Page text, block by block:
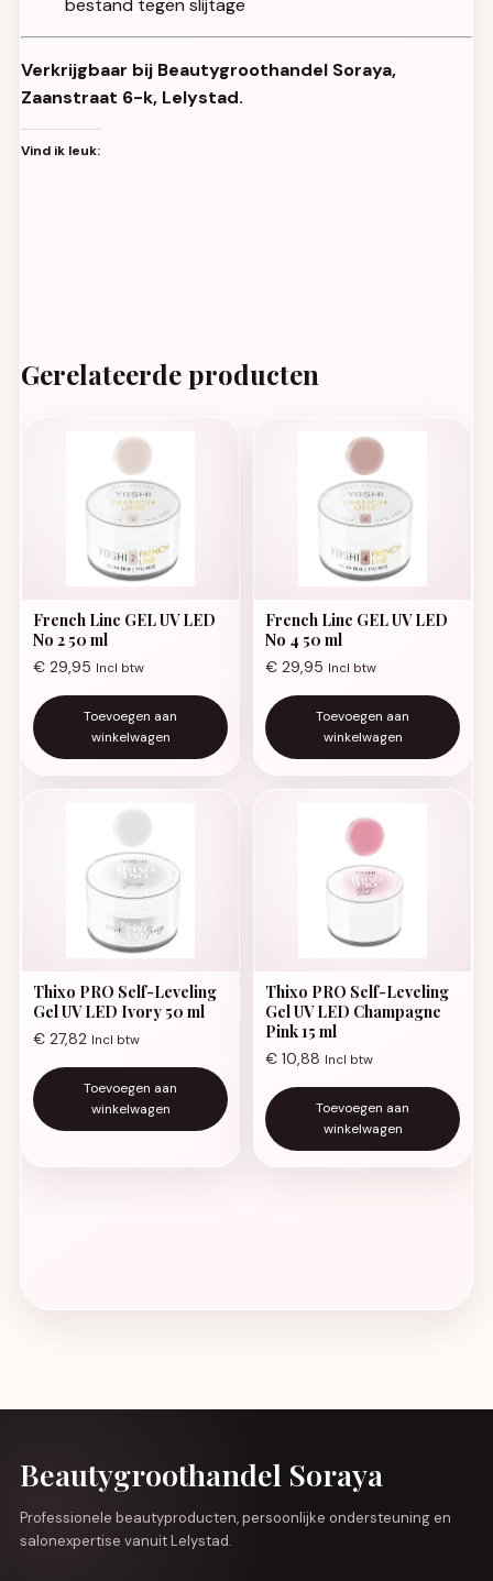
bestand tegen slijtage
Verkrijgbaar bij Beautygroothandel Soraya,
Zaanstraat 6-k, Lelystad.
Vind ik leuk:
Gerelateerde producten
French Line GEL UV LED
No 2 50 ml
€ 29,95 Incl btw
Toevoegen aan
winkelwagen
French Line GEL UV LED
No 4 50 ml
€ 29,95 Incl btw
Toevoegen aan
winkelwagen
Thixo PRO Self-Leveling
Gel UV LED Ivory 50 ml
€ 27,82 Incl btw
Toevoegen aan
winkelwagen
Thixo PRO Self-Leveling
Gel UV LED Champagne
Pink 15 ml
€ 10,88 Incl btw
Toevoegen aan
winkelwagen
Beautygroothandel Soraya
Professionele beautyproducten, persoonlijke ondersteuning en
salonexpertise vanuit Lelystad.